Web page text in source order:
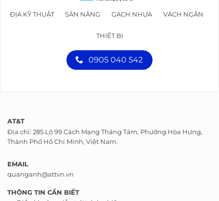
ĐỊA KỸ THUẬT SÀN NÂNG GẠCH NHỰA VÁCH NGĂN
THIẾT BỊ
0905 040 542
AT&T
Địa chỉ: 285 Lô 99 Cách Mạng Tháng Tám, Phường Hòa Hưng,
Thành Phố Hồ Chí Minh, Việt Nam.
EMAIL
quanganh@attvn.vn
THÔNG TIN CẦN BIẾT